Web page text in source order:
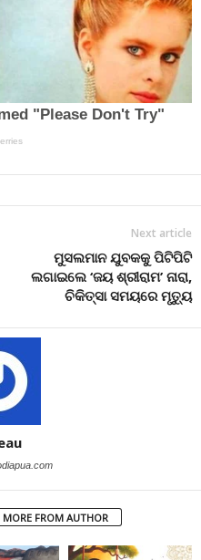
Next article
ମୁସଲମାନ ଯୁବକକୁ ପିଟିପିଟି
ଲଗାଇଲେ ‘ଜୟ ଶ୍ରୀରାମ’ ନାରା,
ଚିକିତ୍ସା ସମୟରେ ମୃତ୍ୟୁ
MORE FROM AUTHOR